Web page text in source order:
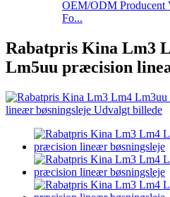
OEM/ODM Producent
Fo...
Rabatpris Kina Lm3
Lm5uu præcision